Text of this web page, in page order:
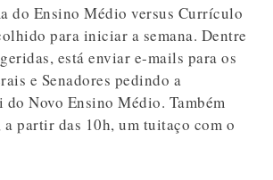
do Ensino Médio versus Currículo
para iniciar a semana. Dentre
está enviar e-mails para os
e Senadores pedindo a
do Novo Ensino Médio. Também
partir das 10h, um tuitaço com o